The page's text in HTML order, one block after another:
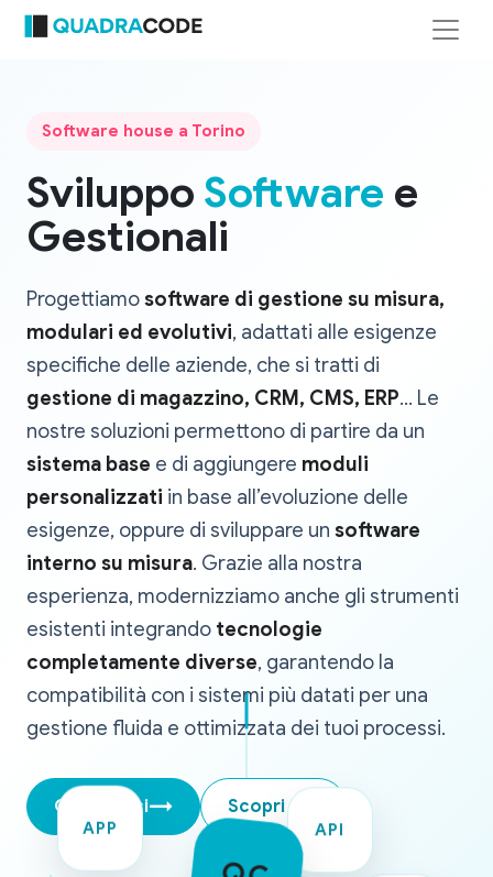
Software house a Torino
Sviluppo Software e
Gestionali
Progettiamosoftware di gestione su misura,
modulari ed evolutivi, adattati alle esigenze
specifiche delle aziende, che si tratti di
gestione di magazzino, CRM, CMS, ERP… Le
nostre soluzioni permettono di partire da un
sistema base e di aggiungere moduli
personalizzati in base all’evoluzione delle
esigenze, oppure di sviluppare un software
interno su misura. Grazie alla nostra
esperienza, modernizziamo anche gli strumenti
esistenti integrando tecnologie
completamente diverse, garantendo la
compatibilità con i sistemi più datati per una
gestione fluida e ottimizzata dei tuoi processi.
Contattaci→ Scopri ora
API
APP